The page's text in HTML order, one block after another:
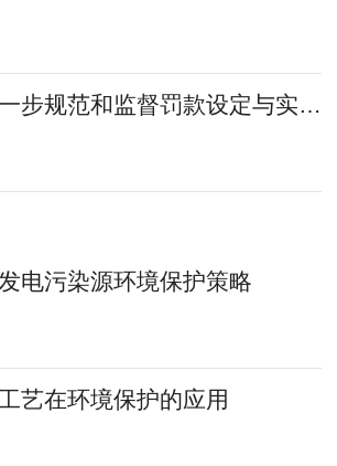
国务院关于进一步规范和监督罚款设定与实施的指导意见
电污染源环境保护策略
艺在环境保护的应用